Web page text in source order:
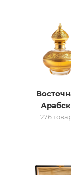
сертификат
276